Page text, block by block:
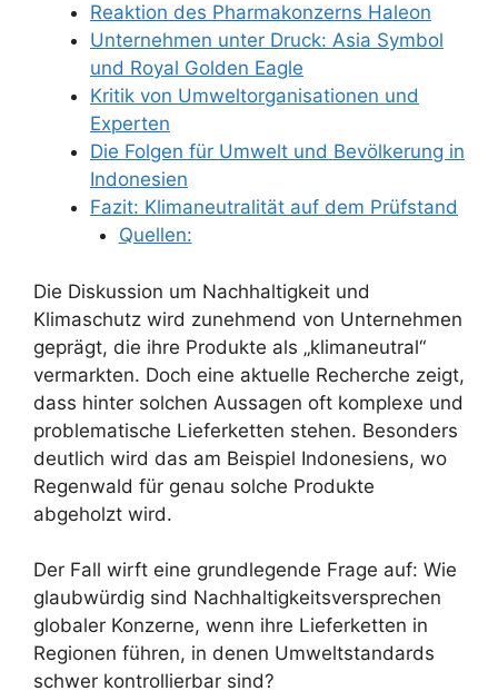
Reaktion des Pharmakonzerns Haleon
Unternehmen unter Druck: Asia Symbol
und Royal Golden Eagle
Kritik von Umweltorganisationen und
Experten
Die Folgen für Umwelt und Bevölkerung in
Indonesien
Fazit: Klimaneutralität auf dem Prüfstand
Quellen:
Die Diskussion um Nachhaltigkeit und
Klimaschutz wird zunehmend von Unternehmen
geprägt, die ihre Produkte als „klimaneutral“
vermarkten. Doch eine aktuelle Recherche zeigt,
dass hinter solchen Aussagen oft komplexe und
problematische Lieferketten stehen. Besonders
deutlich wird das am Beispiel Indonesiens, wo
Regenwald für genau solche Produkte
abgeholzt wird.
Der Fall wirft eine grundlegende Frage auf: Wie
glaubwürdig sind Nachhaltigkeitsversprechen
globaler Konzerne, wenn ihre Lieferketten in
Regionen führen, in denen Umweltstandards
schwer kontrollierbar sind?